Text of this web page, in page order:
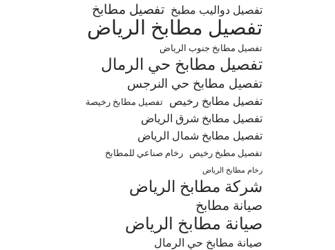
تفصيل دواليب مطبخ تفصيل مطابخ
تفصيل مطابخ الرياض
تفصيل مطابخ جنوب الرياض
تفصيل مطابخ حي الرمال
تفصيل مطابخ حي النرجس
تفصيل مطابخ رخيص تفصيل مطابخ رخيصة
تفصيل مطابخ شرق الرياض
تفصيل مطابخ شمال الرياض
تفصيل مطبخ رخيص رخام صناعي للمطابخ
رخام مطابخ الرياض
شركة مطابخ الرياض
صيانة مطابخ
صيانة مطابخ الرياض
صيانة مطابخ حي الرمال